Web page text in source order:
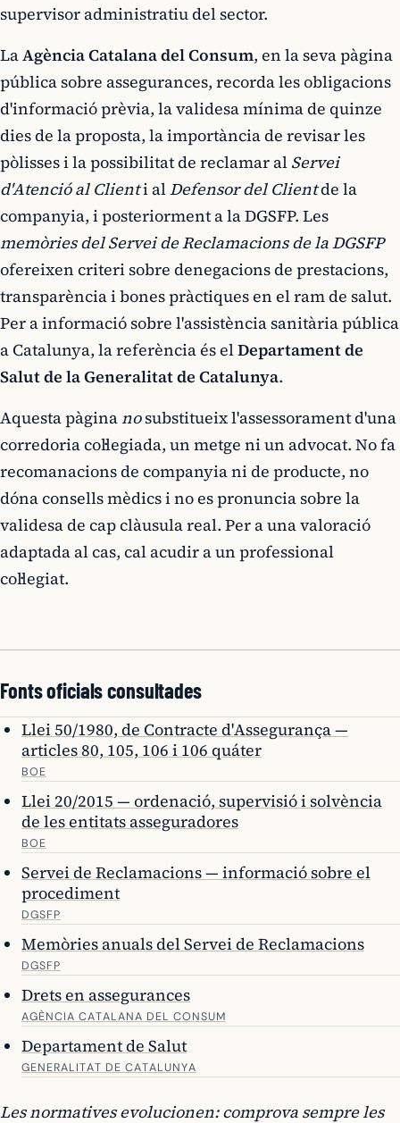
supervisor administratiu del sector.
LaAgència Catalana del Consum, en la seva pàgina
pública sobre assegurances, recorda les obligacions
d'informació prèvia, la validesa mínima de quinze
dies de la proposta, la importància de revisar les
pòlisses i la possibilitat de reclamar al Servei
d'Atenció al Clienti alDefensor del Clientde la
companyia, i posteriorment a la DGSFP. Les
memòries del Servei de Reclamacions de la DGSFP
ofereixen criteri sobre denegacions de prestacions,
transparència i bones pràctiques en el ram de salut.
Per a informació sobre l'assistència sanitària pública
a Catalunya, la referència és elDepartament de
Salut de la Generalitat de Catalunya.
Aquesta pàginanosubstitueix l'assessorament d'una
corredoria col·legiada, un metge ni un advocat. No fa
recomanacions de companyia ni de producte, no
dóna consells mèdics i no es pronuncia sobre la
validesa de cap clàusula real. Per a una valoració
adaptada al cas, cal acudir a un professional
col·legiat.
Fonts oficials consultades
Llei 50/1980, de Contracte d'Assegurança —
articles 80, 105, 106 i 106 quáter
BOE
Llei 20/2015 — ordenació, supervisió i solvència
de les entitats asseguradores
BOE
Servei de Reclamacions — informació sobre el
procediment
DGSFP
Memòries anuals del Servei de Reclamacions
DGSFP
Drets en assegurances
AGÈNCIA CATALANA DEL CONSUM
Departament de Salut
GENERALITAT DE CATALUNYA
Les normatives evolucionen: comprova sempre les